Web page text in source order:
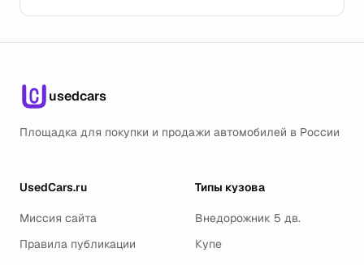
usedcars
Площадка для покупки и продажи автомобилей в России
UsedCars.ru
Миссия сайта
Правила публикации
Типы кузова
Внедорожник 5 дв.
Купе